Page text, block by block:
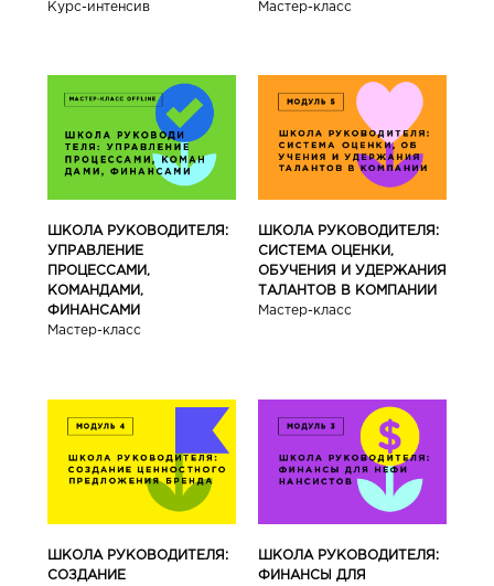
Курс-интенсив
Мастер-класс
ШКОЛА РУКОВОДИТЕЛЯ:
УПРАВЛЕНИЕ
ПРОЦЕССАМИ,
КОМАНДАМИ,
ФИНАНСАМИ
Мастер-класс
ШКОЛА РУКОВОДИТЕЛЯ:
СИСТЕМА ОЦЕНКИ,
ОБУЧЕНИЯ И УДЕРЖАНИЯ
ТАЛАНТОВ В КОМПАНИИ
Мастер-класс
ШКОЛА РУКОВОДИТЕЛЯ:
СОЗДАНИЕ
ШКОЛА РУКОВОДИТЕЛЯ:
ФИНАНСЫ ДЛЯ